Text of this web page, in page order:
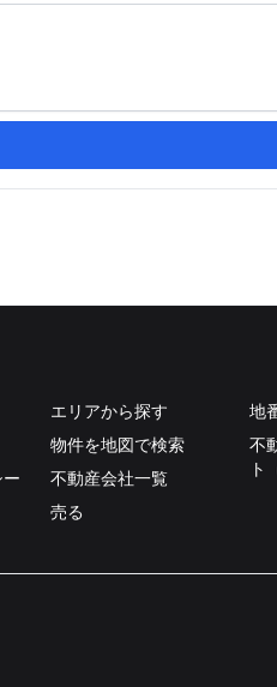
エリアから探す
物件を地図で検索
不動産会社一覧
売る
地
不
ト